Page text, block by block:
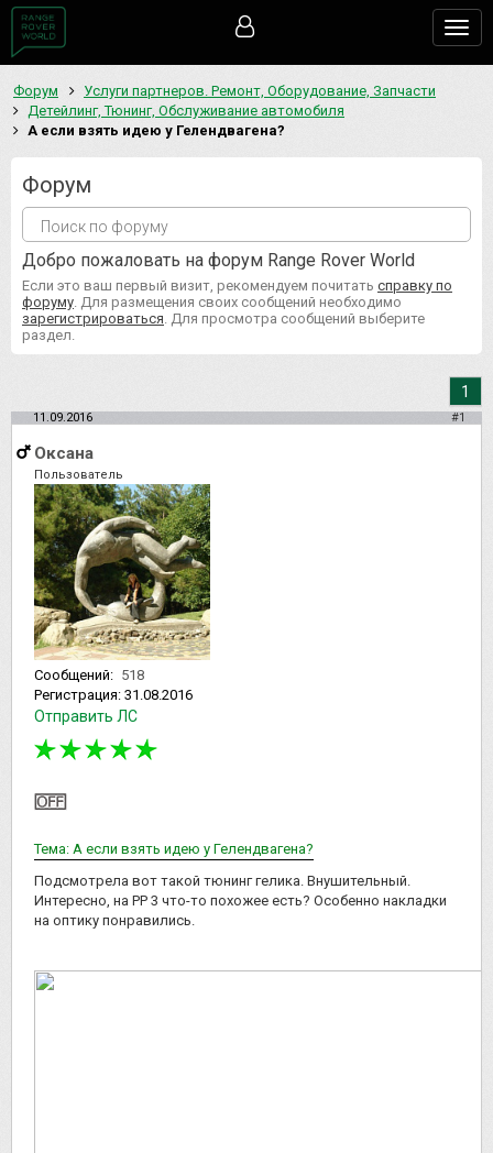
Форум
Услуги партнеров. Ремонт, Оборудование, Запчасти
Детейлинг, Тюнинг, Обслуживание автомобиля
А если взять идею у Гелендвагена?
Форум
Добро пожаловать на форум Range Rover World
Если это ваш первый визит, рекомендуем почитать справку по
форуму . Для размещения своих сообщений необходимо
зарегистрироваться . Для просмотра сообщений выберите
раздел.
1
11.09.2016 #1
Оксана
Пользователь
Сообщений: 518
Регистрация: 31.08.2016
Отправить ЛС
Тема: А если взять идею у Гелендвагена?
Подсмотрела вот такой тюнинг гелика. Внушительный.
Интересно, на РР 3 что-то похожее есть? Особенно накладки
на оптику понравились.